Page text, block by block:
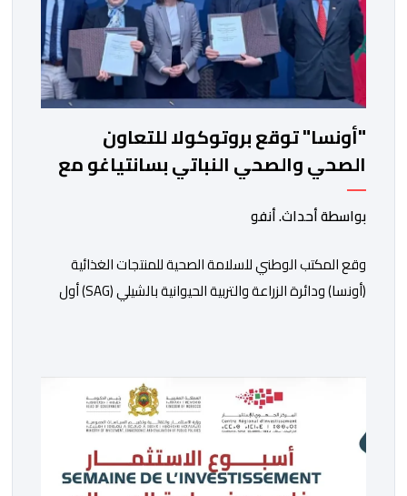
"أونسا" توقع بروتوكولا للتعاون
الصحي والصحي النباتي بسانتياغو مع
دائرة الزراعة وتربية المواشي
بواسطة أحداث. أنفو
وقع المكتب الوطني للسلامة الصحية للمنتجات الغذائية
(أونسا) ودائرة الزراعة والتربية الحيوانية بالشيلي (SAG) أول
السلطات الشيلية، وممثلين عن القطاع الخاص ومن أوساط
التصدير، من مواءمة الإجراءات الصحية، والصحية النباتية
المطبقة على […]